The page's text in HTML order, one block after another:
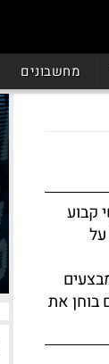
מחשבונים
קבוע
בוחן את